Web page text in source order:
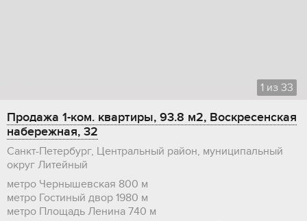
1 из 33
Продажа 1-ком. квартиры, 93.8 м2, Воскресенская
набережная, 32
Санкт-Петербург, Центральный район, муниципальный
округ Литейный
метро Чернышевская 800 м
метро Гостиный двор 1980 м
метро Площадь Ленина 740 м